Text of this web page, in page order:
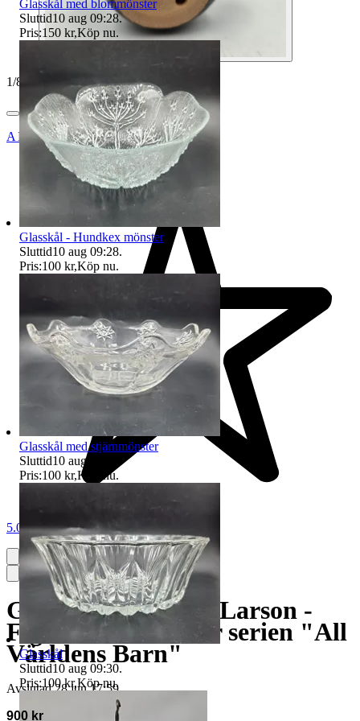
1/8
ANTIQUS_BÅLSTA_AB
5.0
Gustavsberg - Lisa Larson -
Figurin - "Ivan" ur serien "All
Världens Barn"
Avslutad 28 jun 17:59
900 kr
Glasskål med blommönster
Sluttid10 aug 09:28.
Pris:150 kr,Köp nu.
Glasskål - Hundkex mönster
Sluttid10 aug 09:28.
Pris:100 kr,Köp nu.
Glasskål med stjärnmönster
Sluttid10 aug 09:29
Pris:100 kr,Köp nu.
Glasskål
Sluttid10 aug 09:30.
Pris:100 kr,Köp nu.